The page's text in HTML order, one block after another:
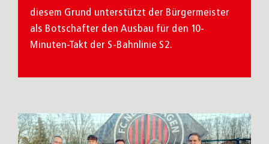
diesem Grund unterstützt der Bürgermeister
als Botschafter den Ausbau für den 10-
Minuten-Takt der S-Bahnlinie S2.